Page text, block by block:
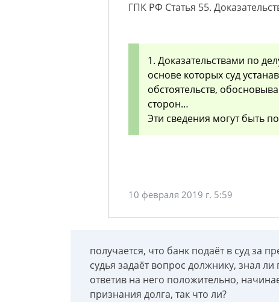
ГПК РФ Статья 55.
1. Доказательствами по
основе которых суд
обстоятельств,
сторон…
Эти сведения могут быть
10 февраля 2019 г. 5:59
получается, что банк подаёт в суд за
судья задаёт вопрос должнику, знал
ответив на него положительно,
признания долга, так что ли?